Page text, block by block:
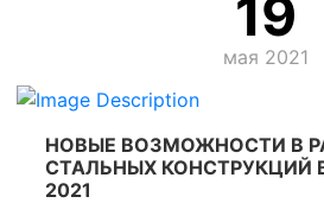
19
мая 2021
НОВЫЕ ВОЗМОЖНОСТИ В
СТАЛЬНЫХ КОНСТРУКЦИЙ
2021